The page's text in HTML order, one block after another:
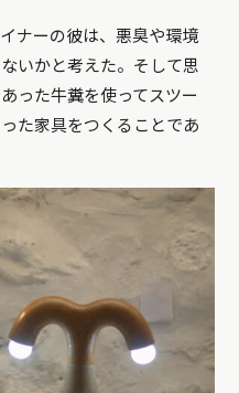
ナーの彼は、悪臭や環境
いかと考えた。そして思
った牛糞を使ってスツー
た家具をつくることであ